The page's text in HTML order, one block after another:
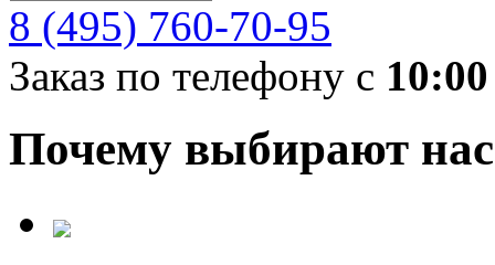
8 (495) 760-70-95
Заказ по телефону с 10:00
Почему выбирают нас